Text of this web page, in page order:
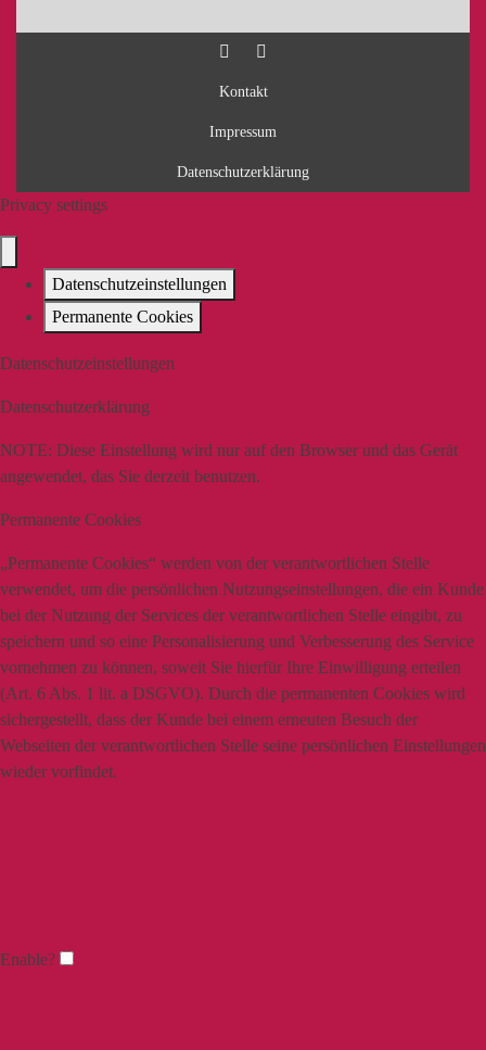
Kontakt
Impressum
Datenschutzerklärung
Privacy settings
Datenschutzeinstellungen
Permanente Cookies
Datenschutzeinstellungen
Datenschutzerklärung
NOTE: Diese Einstellung wird nur auf den Browser und das Gerät
angewendet, das Sie derzeit benutzen.
Permanente Cookies
„Permanente Cookies“ werden von der verantwortlichen Stelle
verwendet, um die persönlichen Nutzungseinstellungen, die ein Kunde
bei der Nutzung der Services der verantwortlichen Stelle eingibt, zu
speichern und so eine Personalisierung und Verbesserung des Service
vornehmen zu können, soweit Sie hierfür Ihre Einwilligung erteilen
(Art. 6 Abs. 1 lit. a DSGVO). Durch die permanenten Cookies wird
sichergestellt, dass der Kunde bei einem erneuten Besuch der
Webseiten der verantwortlichen Stelle seine persönlichen Einstellungen
wieder vorfindet.
Enable?